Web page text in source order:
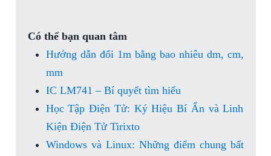
Có thể bạn quan tâm
Hướng dẫn đổi 1m bằng bao nhiêu dm, cm,
mm
IC LM741 – Bí quyết tìm hiểu
Học Tập Điện Tử: Ký Hiệu Bí Ẩn và Linh
Kiện Điện Tử Tirixto
Windows và Linux: Những điểm chung bất